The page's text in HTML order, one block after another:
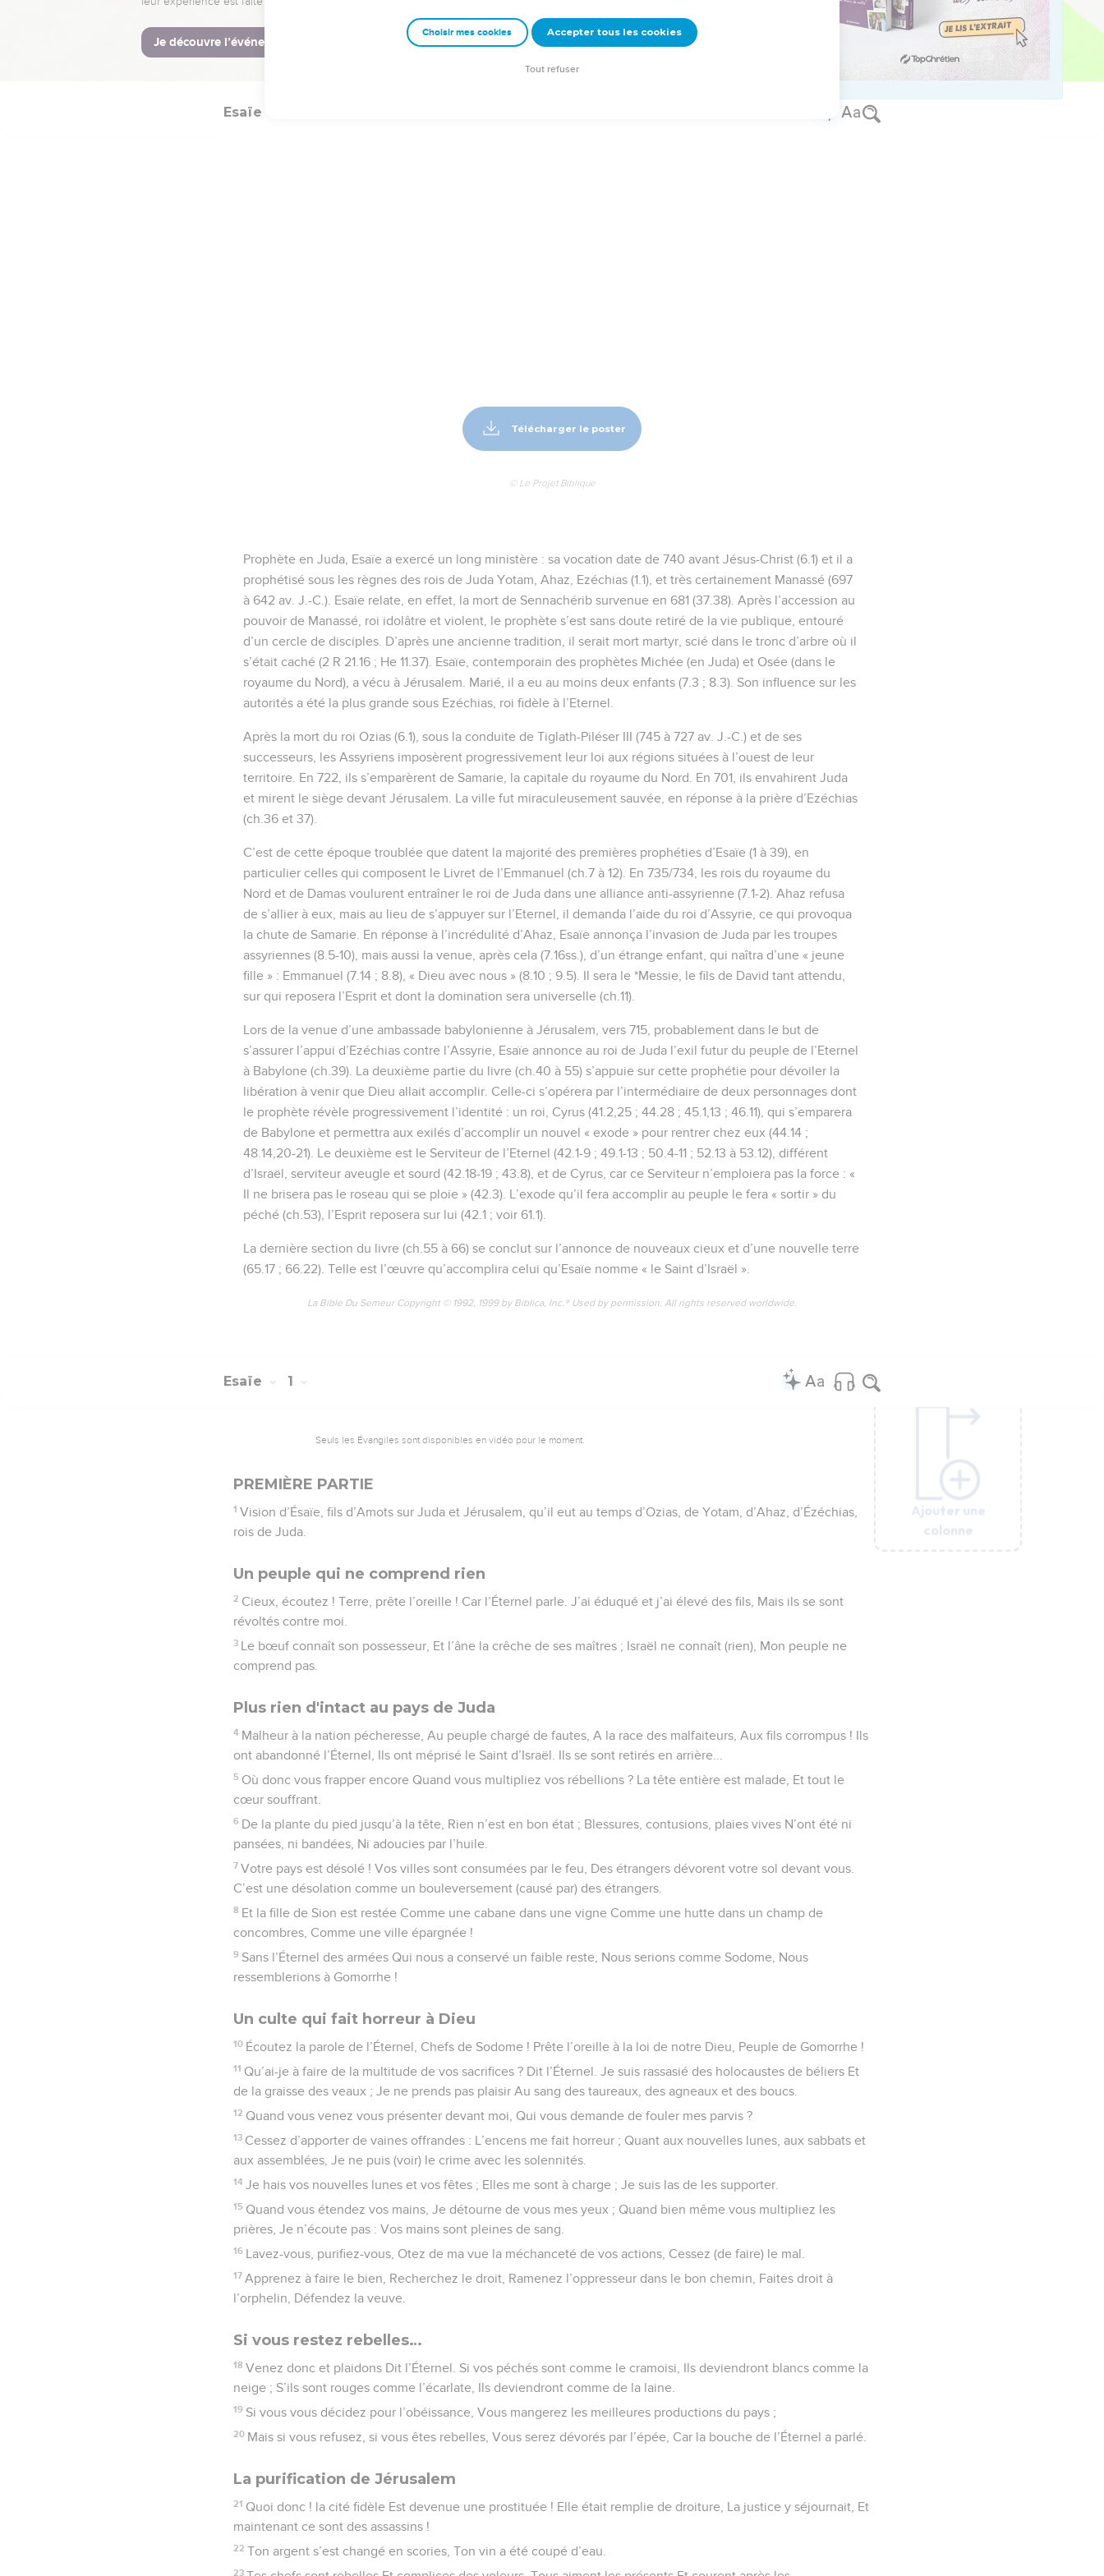
aromates !
© Société biblique française – Bibli’O, 1978, avec autorisation. Pour vous procurer une Bible imprimée, rendez-vous sur www.editionsbiblio.fr
Ajouter une
colonne
Esaïe
Télécharger le poster
© Le Projet Biblique
Prophète en Juda, Esaïe a exercé un long ministère : sa vocation date de 740 avant Jésus-Christ (6.1) et il a
prophétisé sous les règnes des rois de Juda Yotam, Ahaz, Ezéchias (1.1), et très certainement Manassé (697
à 642 av. J.-C.). Esaïe relate, en effet, la mort de Sennachérib survenue en 681 (37.38). Après l’accession au
pouvoir de Manassé, roi idolâtre et violent, le prophète s’est sans doute retiré de la vie publique, entouré
d’un cercle de disciples. D’après une ancienne tradition, il serait mort martyr, scié dans le tronc d’arbre où il
s’était caché (2 R 21.16 ; He 11.37). Esaïe, contemporain des prophètes Michée (en Juda) et Osée (dans le
royaume du Nord), a vécu à Jérusalem. Marié, il a eu au moins deux enfants (7.3 ; 8.3). Son influence sur les
autorités a été la plus grande sous Ezéchias, roi fidèle à l’Eternel.
Après la mort du roi Ozias (6.1), sous la conduite de Tiglath-Piléser III (745 à 727 av. J.-C.) et de ses
successeurs, les Assyriens imposèrent progressivement leur loi aux régions situées à l’ouest de leur
territoire. En 722, ils s’emparèrent de Samarie, la capitale du royaume du Nord. En 701, ils envahirent Juda
et mirent le siège devant Jérusalem. La ville fut miraculeusement sauvée, en réponse à la prière d’Ezéchias
(ch.36 et 37).
C’est de cette époque troublée que datent la majorité des premières prophéties d’Esaïe (1 à 39), en
particulier celles qui composent le Livret de l’Emmanuel (ch.7 à 12). En 735/734, les rois du royaume du
Nord et de Damas voulurent entraîner le roi de Juda dans une alliance anti-assyrienne (7.1-2). Ahaz refusa
de s’allier à eux, mais au lieu de s’appuyer sur l’Eternel, il demanda l’aide du roi d’Assyrie, ce qui provoqua
la chute de Samarie. En réponse à l’incrédulité d’Ahaz, Esaïe annonça l’invasion de Juda par les troupes
assyriennes (8.5-10), mais aussi la venue, après cela (7.16ss.), d’un étrange enfant, qui naîtra d’une « jeune
fille » : Emmanuel (7.14 ; 8.8), « Dieu avec nous » (8.10 ; 9.5). Il sera le *Messie, le fils de David tant attendu,
sur qui reposera l’Esprit et dont la domination sera universelle (ch.11).
Lors de la venue d’une ambassade babylonienne à Jérusalem, vers 715, probablement dans le but de
s’assurer l’appui d’Ezéchias contre l’Assyrie, Esaïe annonce au roi de Juda l’exil futur du peuple de l’Eternel
à Babylone (ch.39). La deuxième partie du livre (ch.40 à 55) s’appuie sur cette prophétie pour dévoiler la
libération à venir que Dieu allait accomplir. Celle-ci s’opérera par l’intermédiaire de deux personnages dont
le prophète révèle progressivement l’identité : un roi, Cyrus (41.2,25 ; 44.28 ; 45.1,13 ; 46.11), qui s’emparera
de Babylone et permettra aux exilés d’accomplir un nouvel « exode » pour rentrer chez eux (44.14 ;
48.14,20-21). Le deuxième est le Serviteur de l’Eternel (42.1-9 ; 49.1-13 ; 50.4-11 ; 52.13 à 53.12), différent
d’Israël, serviteur aveugle et sourd (42.18-19 ; 43.8), et de Cyrus, car ce Serviteur n’emploiera pas la force : «
Il ne brisera pas le roseau qui se ploie » (42.3). L’exode qu’il fera accomplir au peuple le fera « sortir » du
péché (ch.53), l’Esprit reposera sur lui (42.1 ; voir 61.1).
La dernière section du livre (ch.55 à 66) se conclut sur l’annonce de nouveaux cieux et d’une nouvelle terre
(65.17 ; 66.22). Telle est l’œuvre qu’accomplira celui qu’Esaïe nomme « le Saint d’Israël ».
La Bible Du Semeur Copyright © 1992, 1999 by Biblica, Inc.® Used by permission. All rights reserved worldwide.
Esaïe 1
Seuls les Évangiles sont disponibles en vidéo pour le moment.
PREMIÈRE PARTIE
1 Vision d’Ésaïe, fils d’Amots sur Juda et Jérusalem, qu’il eut au temps d’Ozias, de Yotam, d’Ahaz, d’Ézéchias,
rois de Juda.
Un peuple qui ne comprend rien
2 Cieux, écoutez ! Terre, prête l’oreille ! Car l’Éternel parle. J’ai éduqué et j’ai élevé des fils, Mais ils se sont
révoltés contre moi.
3 Le bœuf connaît son possesseur, Et l’âne la crêche de ses maîtres ; Israël ne connaît (rien), Mon peuple ne
comprend pas.
Plus rien d'intact au pays de Juda
4 Malheur à la nation pécheresse, Au peuple chargé de fautes, A la race des malfaiteurs, Aux fils corrompus ! Ils
ont abandonné l’Éternel, Ils ont méprisé le Saint d’Israël. Ils se sont retirés en arrière...
5 Où donc vous frapper encore Quand vous multipliez vos rébellions ? La tête entière est malade, Et tout le
cœur souffrant.
6 De la plante du pied jusqu’à la tête, Rien n’est en bon état ; Blessures, contusions, plaies vives N’ont été ni
pansées, ni bandées, Ni adoucies par l’huile.
7 Votre pays est désolé ! Vos villes sont consumées par le feu, Des étrangers dévorent votre sol devant vous.
C’est une désolation comme un bouleversement (causé par) des étrangers.
8 Et la fille de Sion est restée Comme une cabane dans une vigne Comme une hutte dans un champ de
concombres, Comme une ville épargnée !
9 Sans l’Éternel des armées Qui nous a conservé un faible reste, Nous serions comme Sodome, Nous
ressemblerions à Gomorrhe !
Un culte qui fait horreur à Dieu
10 Écoutez la parole de l’Éternel, Chefs de Sodome ! Prête l’oreille à la loi de notre Dieu, Peuple de Gomorrhe !
11 Qu’ai-je à faire de la multitude de vos sacrifices ? Dit l’Éternel. Je suis rassasié des holocaustes de béliers Et
de la graisse des veaux ; Je ne prends pas plaisir Au sang des taureaux, des agneaux et des boucs.
12 Quand vous venez vous présenter devant moi, Qui vous demande de fouler mes parvis ?
13 Cessez d’apporter de vaines offrandes : L’encens me fait horreur ; Quant aux nouvelles lunes, aux sabbats et
aux assemblées, Je ne puis (voir) le crime avec les solennités.
14 Je hais vos nouvelles lunes et vos fêtes ; Elles me sont à charge ; Je suis las de les supporter.
15 Quand vous étendez vos mains, Je détourne de vous mes yeux ; Quand bien même vous multipliez les
prières, Je n’écoute pas : Vos mains sont pleines de sang.
16 Lavez-vous, purifiez-vous, Otez de ma vue la méchanceté de vos actions, Cessez (de faire) le mal.
17 Apprenez à faire le bien, Recherchez le droit, Ramenez l’oppresseur dans le bon chemin, Faites droit à
l’orphelin, Défendez la veuve.
Si vous restez rebelles…
18 Venez donc et plaidons Dit l’Éternel. Si vos péchés sont comme le cramoisi, Ils deviendront blancs comme la
neige ; S’ils sont rouges comme l’écarlate, Ils deviendront comme de la laine.
19 Si vous vous décidez pour l’obéissance, Vous mangerez les meilleures productions du pays ;
20 Mais si vous refusez, si vous êtes rebelles, Vous serez dévorés par l’épée, Car la bouche de l’Éternel a parlé.
La purification de Jérusalem
21 Quoi donc ! la cité fidèle Est devenue une prostituée ! Elle était remplie de droiture, La justice y séjournait, Et
maintenant ce sont des assassins !
22 Ton argent s’est changé en scories, Ton vin a été coupé d’eau.
23
Ajouter une
colonne
Ajouter une
colonne
Ajouter une
colonne
Ajouter une
colonne
Choisir mes cookies Accepter tous les cookies
Tout refuser